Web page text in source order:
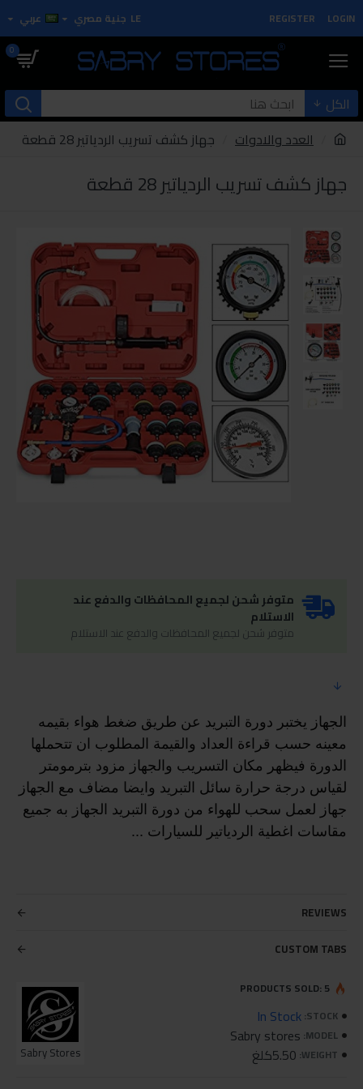
LOGIN
REGISTER
LE جنية مصري عربي
0
الكل
العدد والادوات
جهاز كشف تسريب الردياتير 28 قطعة
جهاز كشف تسريب الردياتير 28 قطعة
متوفر شحن لجميع المحافظات والدفع عند
الاستلام
متوفر شحن لجميع المحافظات والدفع عند الاستلام
الجهاز يختبر دورة التبريد عن طريق ضغط هواء بقيمه
معينه حسب قراءة العداد والقيمة المطلوب ان تتحملها
الدورة فيظهر مكان التسريب والجهاز مزود بترمومتر
لقياس درجة حرارة سائل التبريد وايضا مضاف مع الجهاز
جهاز لعمل سحب للهواء من دورة التبريد الجهاز به جميع
مقاسات اغطية الردياتير للسيارات ...
REVIEWS
CUSTOM TABS
STOCK:
In Stock
MODEL:
Sabry stores
WEIGHT: 5.50كلغ Sabry Stores
PRODUCTS SOLD: 5